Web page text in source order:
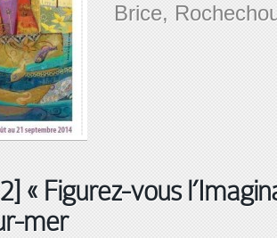
Brice,
« Figurez-vous
mer